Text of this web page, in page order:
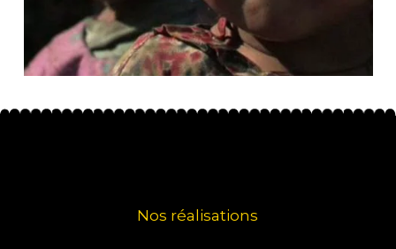
Nos réalisations